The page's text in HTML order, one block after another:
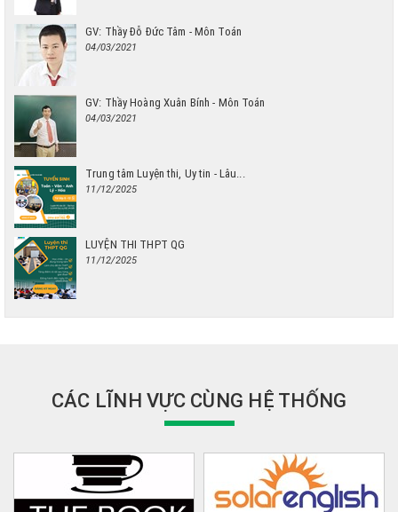
GV: Thầy Đỗ Đức Tâm - Môn Toán
04/03/2021
GV: Thầy Hoàng Xuân Bính - Môn Toán
04/03/2021
Trung tâm Luyện thi, Uy tin - Lâu...
11/12/2025
LUYỆN THI THPT QG
11/12/2025
CÁC LĨNH VỰC CÙNG HỆ THỐNG